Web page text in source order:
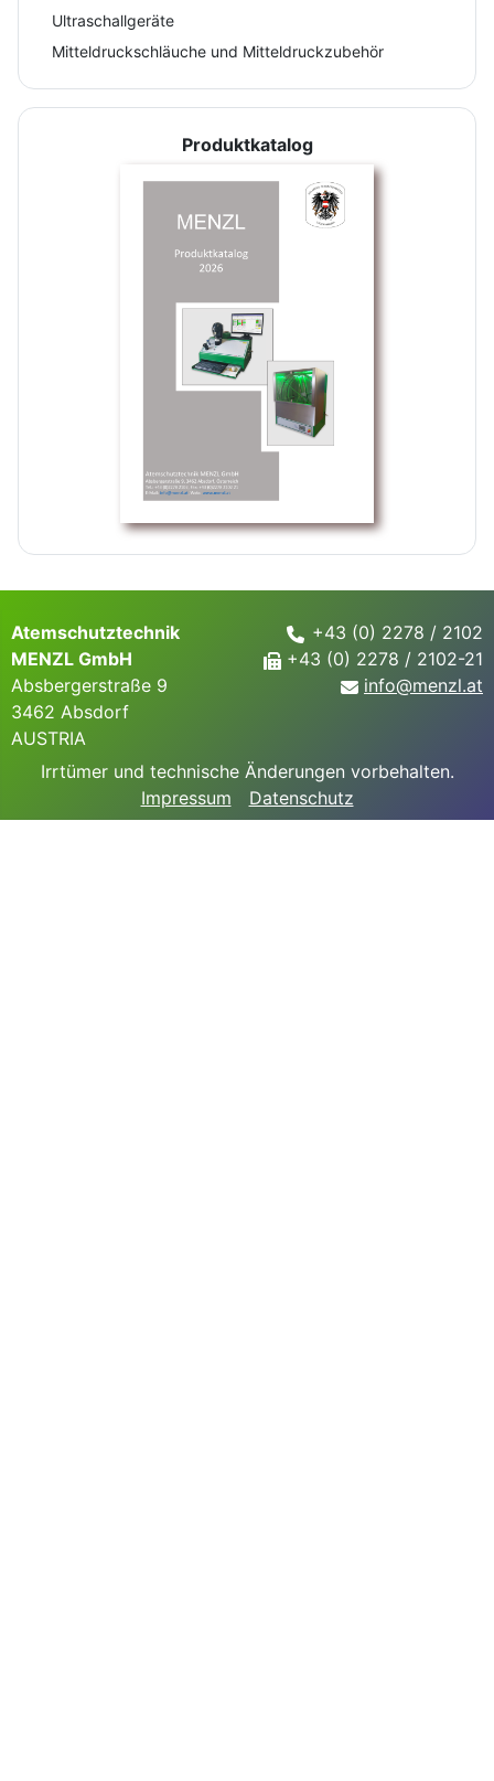
Ultraschallgeräte
Mitteldruckschläuche und Mitteldruckzubehör
Produktkatalog
Atemschutztechnik
MENZL GmbH
Absbergerstraße 9
3462 Absdorf
AUSTRIA
+43 (0) 2278 / 2102
+43 (0) 2278 / 2102-21
info@menzl.at
Irrtümer und technische Änderungen vorbehalten.
Impressum
Datenschutz